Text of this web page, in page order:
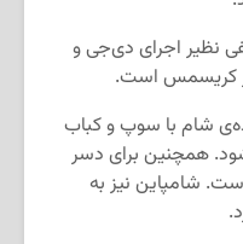
نظیر اجرای دی‌جی و
کریسمس است.
شام با سوپ و کباب
همچنین برای دسر
شامپاین نیز به